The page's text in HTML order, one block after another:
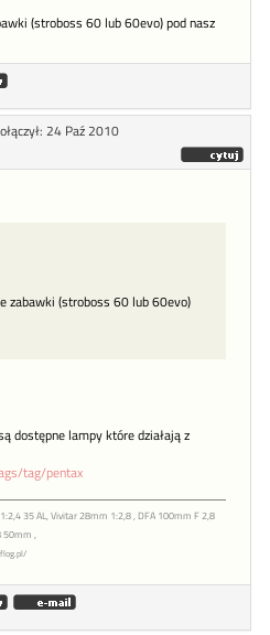
(stroboss 60 lub 60evo) pod nasz
24 Paź 2010
zabawki (stroboss 60 lub 60evo)
dostępne lampy które działają z
tag/pentax
35 AL, Vivitar 28mm 1:2,8 , DFA 100mm F 2,8
50mm ,